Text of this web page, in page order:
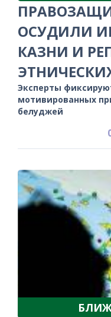
ОСУДИЛИ
КАЗНИ И
Эксперты
мотивированных
белуджей